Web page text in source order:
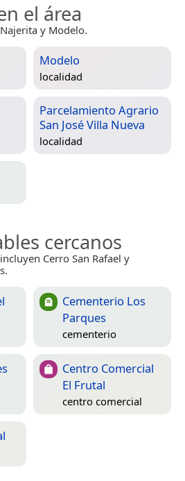
el área
y Modelo.
Modelo
localidad
Parcelamiento Agrario
San José Villa Nueva
localidad
cercanos
Cerro San Rafael y
Cementerio Los
Parques
cementerio
Centro Comercial
El Frutal
centro comercial